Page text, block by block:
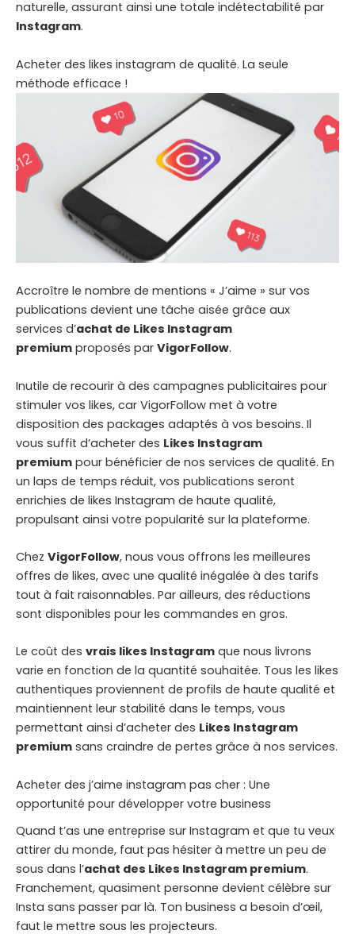
naturelle, assurant ainsi une totale indétectabilité par
Instagram.
Acheter des likes instagram de qualité. La seule
méthode efficace !
Accroître le nombre de mentions « J’aime » sur vos
publications devient une tâche aisée grâce aux
services d’achat de Likes Instagram
premium proposés par VigorFollow.
Inutile de recourir à des campagnes publicitaires pour
stimuler vos likes, car VigorFollow met à votre
disposition des packages adaptés à vos besoins. Il
vous suffit d’acheter des Likes Instagram
premium pour bénéficier de nos services de qualité. En
un laps de temps réduit, vos publications seront
enrichies de likes Instagram de haute qualité,
propulsant ainsi votre popularité sur la plateforme.
Chez VigorFollow, nous vous offrons les meilleures
offres de likes, avec une qualité inégalée à des tarifs
tout à fait raisonnables. Par ailleurs, des réductions
sont disponibles pour les commandes en gros.
Le coût des vrais likes Instagram que nous livrons
varie en fonction de la quantité souhaitée. Tous les likes
authentiques proviennent de profils de haute qualité et
maintiennent leur stabilité dans le temps, vous
permettant ainsi d’acheter des Likes Instagram
premium sans craindre de pertes grâce à nos services.
Acheter des j’aime instagram pas cher : Une
opportunité pour développer votre business
Quand t’as une entreprise sur Instagram et que tu veux
attirer du monde, faut pas hésiter à mettre un peu de
sous dans l’achat des Likes Instagram premium.
Franchement, quasiment personne devient célèbre sur
Insta sans passer par là. Ton business a besoin d’œil,
faut le mettre sous les projecteurs.